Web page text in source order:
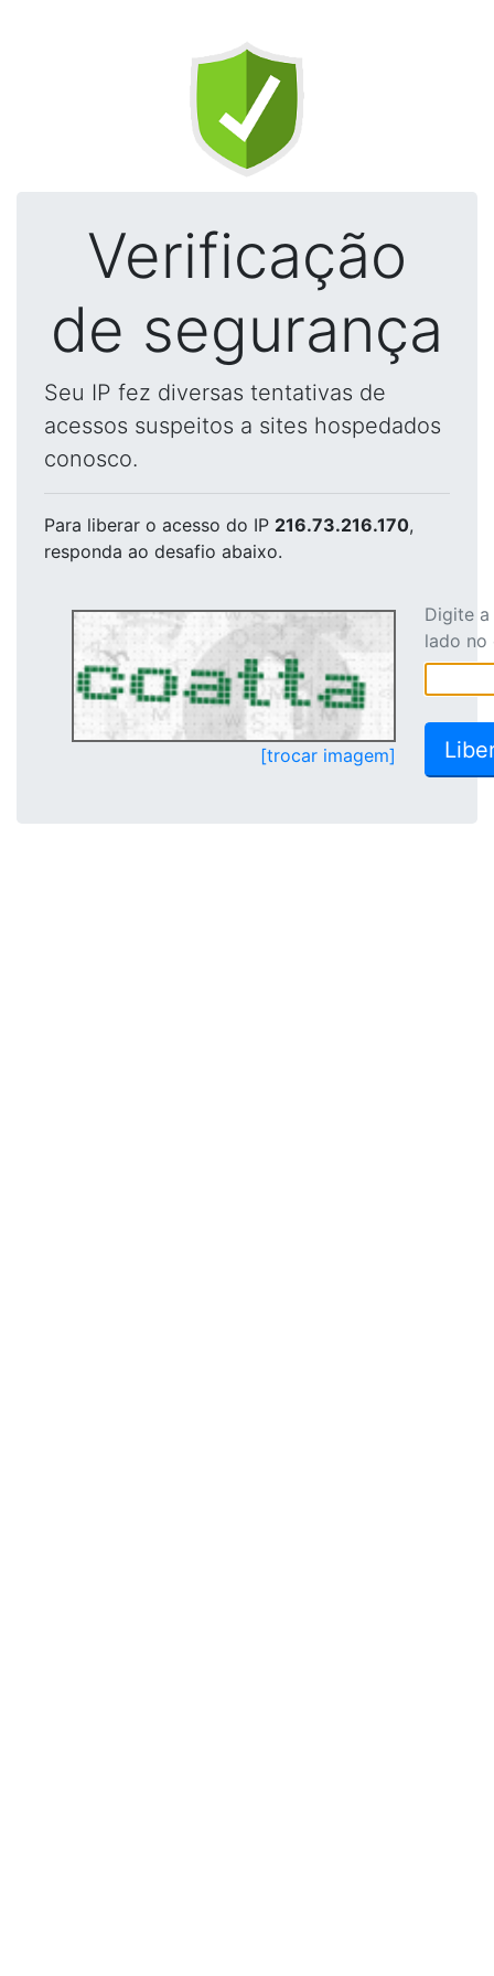
Verificação
de segurança
Seu IP fez diversas tentativas de
acessos suspeitos a sites hospedados
conosco.
Para liberar o acesso do IP 216.73.216.170,
responda ao desafio abaixo.
[trocar imagem]
Digite
lado no